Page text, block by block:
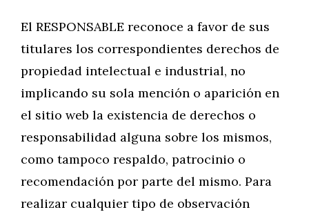
El RESPONSABLE reconoce a favor de sus
titulares los correspondientes derechos de
propiedad intelectual e industrial, no
implicando su sola mención o aparición en
el sitio web la existencia de derechos o
responsabilidad alguna sobre los mismos,
como tampoco respaldo, patrocinio o
recomendación por parte del mismo. Para
realizar cualquier tipo de observación